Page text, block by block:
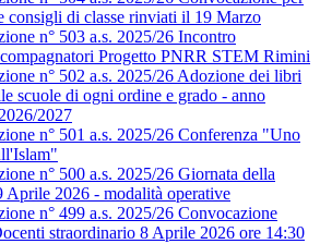
consigli di classe rinviati il 19 Marzo
n° 503 a.s. 2025/26 Incontro
Progetto PNRR STEM Rimini
n° 502 a.s. 2025/26 Adozione dei libri
scuole di ogni ordine e grado - anno
2027
n° 501 a.s. 2025/26 Conferenza "Uno
n° 500 a.s. 2025/26 Giornata della
Aprile 2026 - modalità operative
n° 499 a.s. 2025/26 Convocazione
straordinario 8 Aprile 2026 ore 14:30